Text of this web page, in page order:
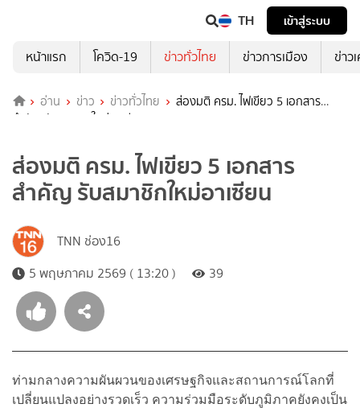
TH
เข้าสู่ระบบ
หน้าแรก
โควิด-19 ข่าวทั่วไทย ข่าวการเมือง ข่าว
อ่าน ข่าว ข่าวทั่วไทย
ส่องมติ ครม. ไฟเขียว 5 เอกสาร
สำคัญ รับสมาชิกใหม่อาเซียน
ส่องมติ ครม. ไฟเขียว 5 เอกสาร
สำคัญ รับสมาชิกใหม่อาเซียน
TNN ช่อง16
5 พฤษภาคม 2569 ( 13:20 )
39
ท่ามกลางความผันผวนของเศรษฐกิจและสถานการณ์โลกที่
เปลี่ยนแปลงอย่างรวดเร็ว ความร่วมมือระดับภูมิภาคยังคงเป็น